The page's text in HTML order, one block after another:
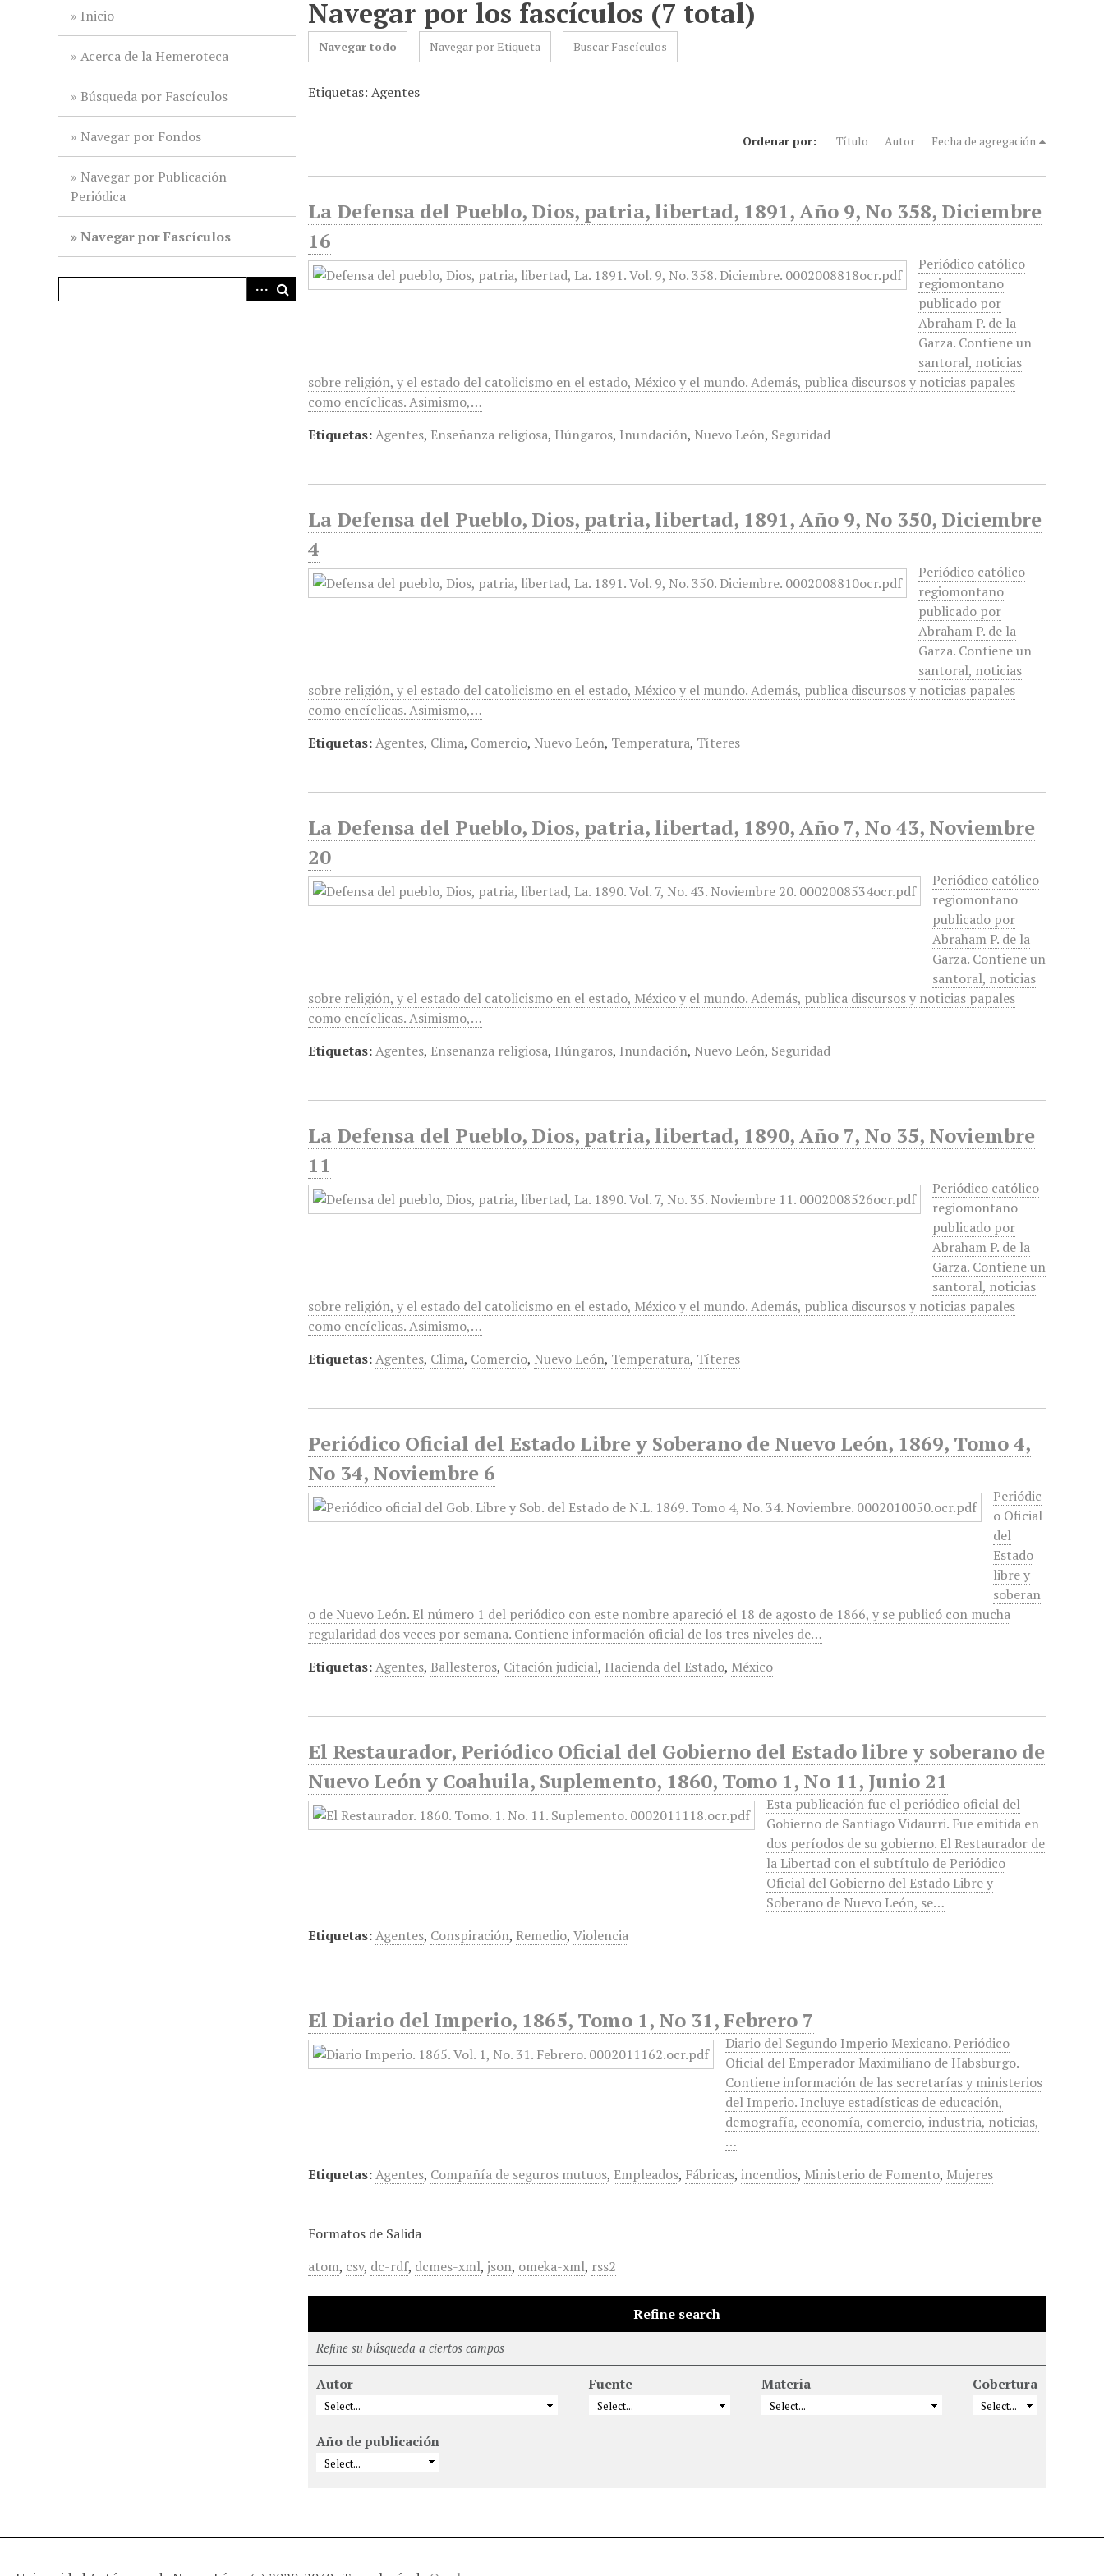
Inicio
Acerca de la Hemeroteca
Búsqueda por Fascículos
Navegar por Fondos
Navegar por Publicación
Periódica
Navegar por Fascículos
Navegar por los fascículos (7 total)
Navegar todo Navegar por Etiqueta Buscar Fascículos
Etiquetas: Agentes
Ordenar por: Título Autor Fecha de agregación
La Defensa del Pueblo, Dios, patria, libertad, 1891, Año 9, No 358, Diciembre
16
Periódico católico
regiomontano
publicado por
Abraham P. de la
Garza. Contiene un
santoral, noticias
sobre religión, y el estado del catolicismo en el estado, México y el mundo. Además, publica discursos y noticias papales
como encíclicas. Asimismo,…
Etiquetas:Agentes, Enseñanza religiosa, Húngaros, Inundación, Nuevo León, Seguridad
La Defensa del Pueblo, Dios, patria, libertad, 1891, Año 9, No 350, Diciembre
4
Periódico católico
regiomontano
publicado por
Abraham P. de la
Garza. Contiene un
santoral, noticias
sobre religión, y el estado del catolicismo en el estado, México y el mundo. Además, publica discursos y noticias papales
como encíclicas. Asimismo,…
Etiquetas:Agentes, Clima, Comercio, Nuevo León, Temperatura, Títeres
La Defensa del Pueblo, Dios, patria, libertad, 1890, Año 7, No 43, Noviembre
20
Periódico católico
regiomontano
publicado por
Abraham P. de la
Garza. Contiene un
santoral, noticias
sobre religión, y el estado del catolicismo en el estado, México y el mundo. Además, publica discursos y noticias papales
como encíclicas. Asimismo,…
Etiquetas:Agentes, Enseñanza religiosa, Húngaros, Inundación, Nuevo León, Seguridad
La Defensa del Pueblo, Dios, patria, libertad, 1890, Año 7, No 35, Noviembre
11
Periódico católico
regiomontano
publicado por
Abraham P. de la
Garza. Contiene un
santoral, noticias
sobre religión, y el estado del catolicismo en el estado, México y el mundo. Además, publica discursos y noticias papales
como encíclicas. Asimismo,…
Etiquetas:Agentes, Clima, Comercio, Nuevo León, Temperatura, Títeres
Periódico Oficial del Estado Libre y Soberano de Nuevo León, 1869, Tomo 4,
No 34, Noviembre 6
Periódic
o Oficial
del
Estado
libre y
soberan
o de Nuevo León. El número 1 del periódico con este nombre apareció el 18 de agosto de 1866, y se publicó con mucha
regularidad dos veces por semana. Contiene información oficial de los tres niveles de…
Etiquetas:Agentes, Ballesteros, Citación judicial, Hacienda del Estado, México
El Restaurador, Periódico Oficial del Gobierno del Estado libre y soberano de
Nuevo León y Coahuila, Suplemento, 1860, Tomo 1, No 11, Junio 21
Esta publicación fue el periódico oficial del
Gobierno de Santiago Vidaurri. Fue emitida en
dos períodos de su gobierno. El Restaurador de
la Libertad con el subtítulo de Periódico
Oficial del Gobierno del Estado Libre y
Soberano de Nuevo León, se…
Etiquetas:Agentes, Conspiración, Remedio,Violencia
El Diario del Imperio, 1865, Tomo 1, No 31, Febrero 7
Diario del Segundo Imperio Mexicano. Periódico
Oficial del Emperador Maximiliano de Habsburgo.
Contiene información de las secretarías y ministerios
del Imperio. Incluye estadísticas de educación,
demografía, economía, comercio, industria, noticias,
…
Etiquetas:Agentes, Compañía de seguros mutuos, Empleados, Fábricas,incendios, Ministerio de Fomento, Mujeres
Formatos de Salida
atom, csv, dc-rdf, dcmes-xml,json, omeka-xml, rss2
Refine search
Refine su búsqueda a ciertos campos
Autor Fuente Materia Cobertura
Año de publicación